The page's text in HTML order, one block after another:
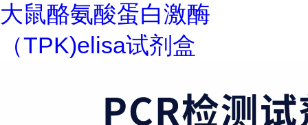
大鼠酪氨酸蛋白激酶
（TPK)elisa试剂盒